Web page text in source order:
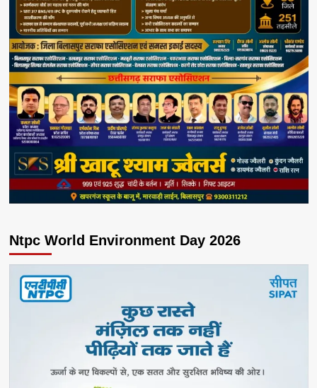
Ntpc World Environment Day 2026